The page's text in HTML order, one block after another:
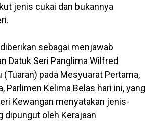
jenis cukai dan bukannya
sebagai menjawab
Datuk Seri Panglima Wilfred
(Tuaran) pada Mesyuarat Pertama,
Parlimen Kelima Belas hari ini, yang
Kewangan menyatakan jenis-
dipungut oleh Kerajaan